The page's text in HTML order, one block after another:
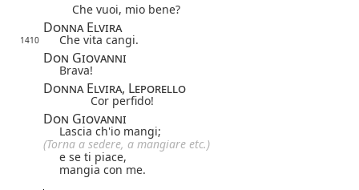
Che vuoi, mio bene?
Donna Elvira
1410 Che vita cangi.
Don Giovanni
Brava!
Donna Elvira, Leporello
Cor perfido!
Don Giovanni
Lascia ch'io mangi;
(Torna a sedere, a mangiare etc.)
e se ti piace,
mangia con me.